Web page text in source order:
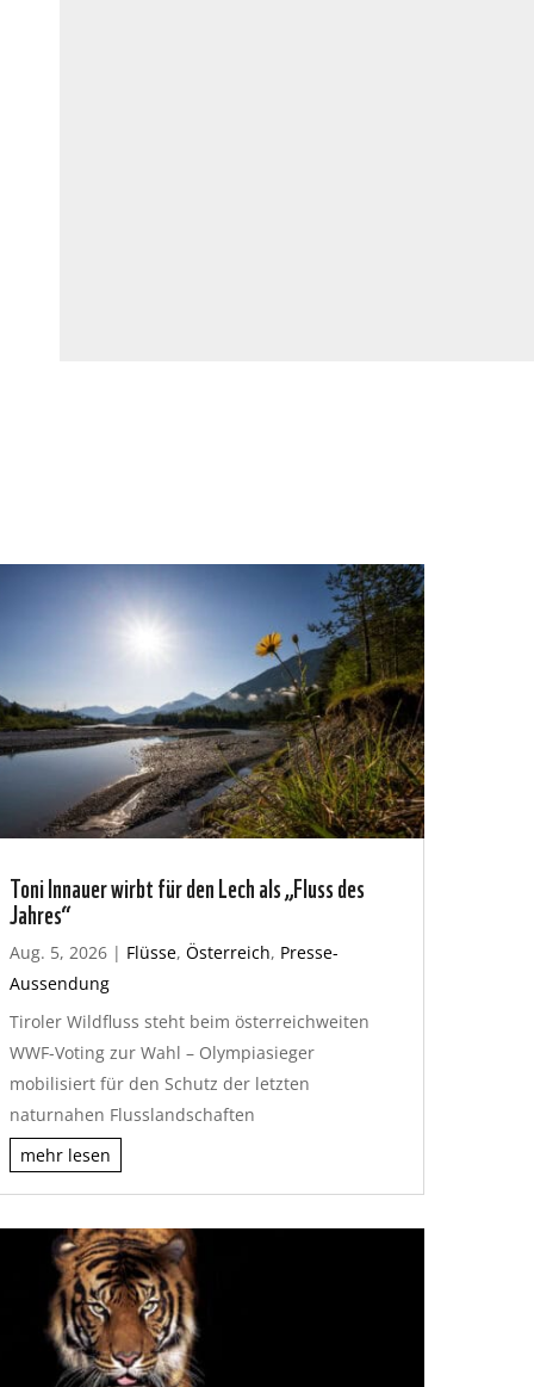
Toni Innauer wirbt für den Lech als „Fluss des
Jahres“
Aug. 5, 2026| Flüsse, Österreich, Presse-
Aussendung
Tiroler Wildfluss steht beim österreichweiten
WWF-Voting zur Wahl – Olympiasieger
mobilisiert für den Schutz der letzten
naturnahen Flusslandschaften
mehr lesen